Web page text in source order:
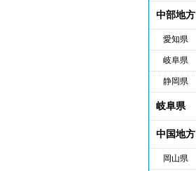
中部地方
愛知県
岐阜県
静岡県
岐阜県
中国地方
岡山県